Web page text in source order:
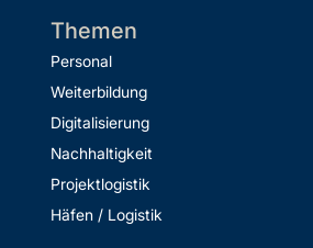
Themen
Personal
Weiterbildung
Digitalisierung
Nachhaltigkeit
Projektlogistik
Häfen / Logistik